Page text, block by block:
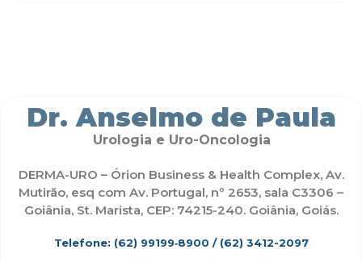
Dr. Anselmo de Paula
Urologia e Uro-Oncologia
DERMA-URO – Órion Business & Health Complex, Av.
Mutirão, esq com Av. Portugal, nº 2653, sala C3306 –
Goiânia, St. Marista, CEP: 74215-240. Goiânia, Goiás.
Telefone: (62) 99199‑8900 / (62) 3412-2097